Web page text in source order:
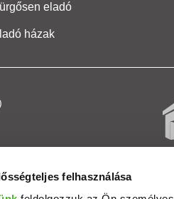
felhasználása
eladó
házak